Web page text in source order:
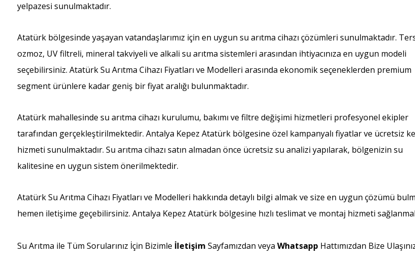
yelpazesi sunulmaktadır.
Atatürk bölgesinde yaşayan vatandaşlarımız için en uygun su arıtma cihazı çözümleri sunulmaktadır.
ozmoz, UV filtreli, mineral takviyeli ve alkali su arıtma sistemleri arasından ihtiyacınıza en uygun modeli
seçebilirsiniz. Atatürk Su Arıtma Cihazı Fiyatları ve Modelleri arasında ekonomik seçeneklerden premium
segment ürünlere kadar geniş bir fiyat aralığı bulunmaktadır.
Atatürk mahallesinde su arıtma cihazı kurulumu, bakımı ve filtre değişimi hizmetleri profesyonel ekipler
tarafından gerçekleştirilmektedir. Antalya Kepez Atatürk bölgesine özel kampanyalı fiyatlar ve ücretsiz
hizmeti sunulmaktadır. Su arıtma cihazı satın almadan önce ücretsiz su analizi yapılarak, bölgenizin su
kalitesine en uygun sistem önerilmektedir.
Atatürk Su Arıtma Cihazı Fiyatları ve Modelleri hakkında detaylı bilgi almak ve size en uygun çözümü
hemen iletişime geçebilirsiniz. Antalya Kepez Atatürk bölgesine hızlı teslimat ve montaj hizmeti
Su Arıtma ile Tüm Sorularınız İçin Bizimle İletişim Sayfamızdan veya Whatsapp Hattımızdan Bize